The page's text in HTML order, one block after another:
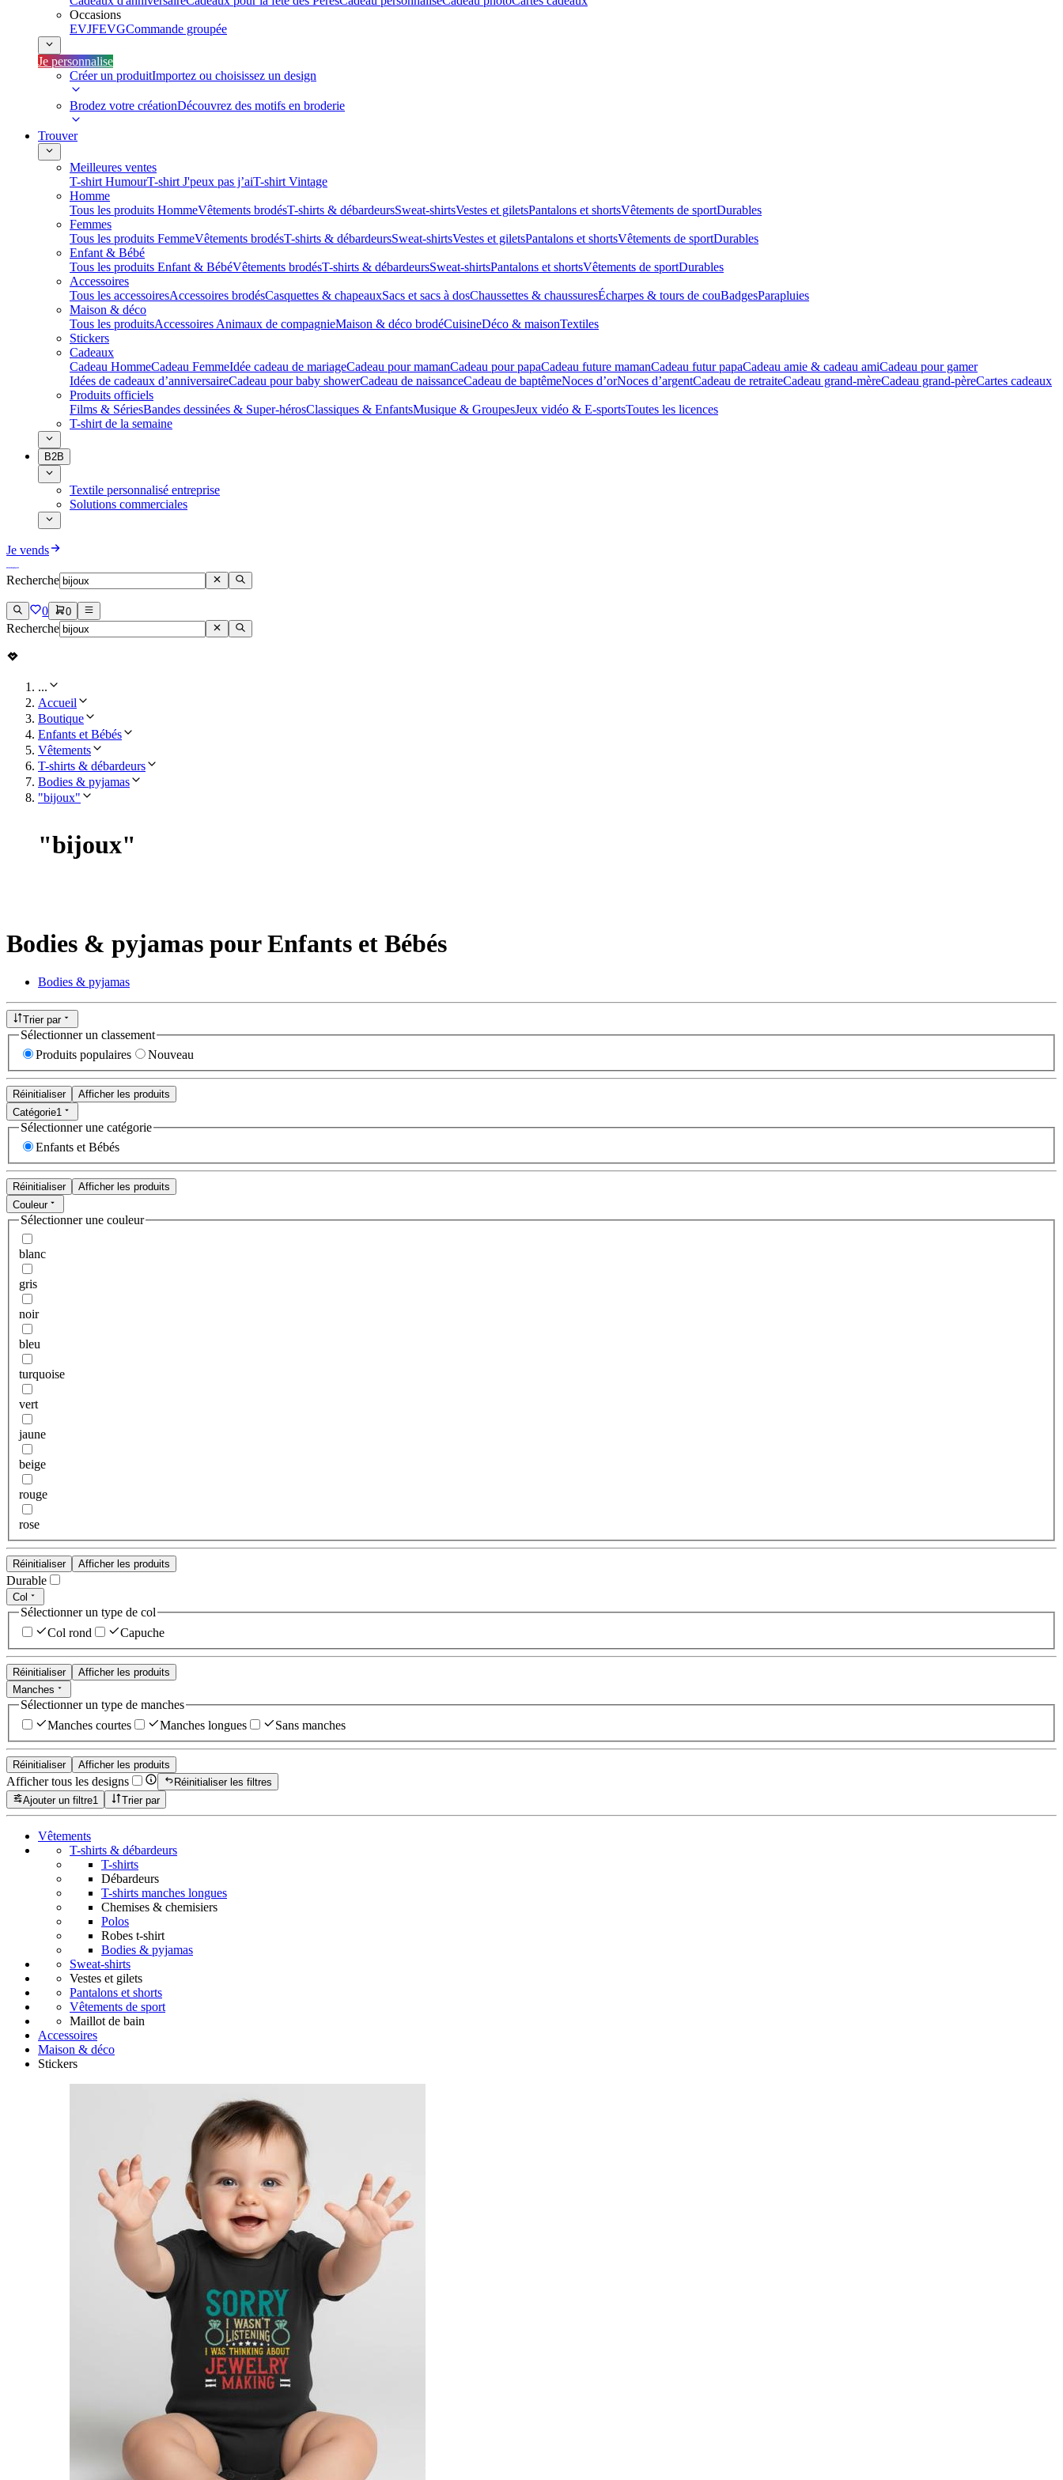
Occasions
EVJFEVGCommande groupée
Je personnalise
Créer un produitImportez ou choisissez un design
Brodez votre créationDécouvrez des motifs en broderie
Trouver
Meilleures ventes
T-shirt HumourT-shirt J'peux pas j’aiT-shirt Vintage
Homme
Tous les produits HommeVêtements brodésT-shirts & débardeursSweat-shirtsVestes et giletsPantalons et shortsVêtements de sportDurables
Femmes
Tous les produits FemmeVêtements brodésT-shirts & débardeursSweat-shirtsVestes et giletsPantalons et shortsVêtements de sportDurables
Enfant & Bébé
Tous les produits Enfant & BébéVêtements brodésT-shirts & débardeursSweat-shirtsPantalons et shortsVêtements de sportDurables
Accessoires
Tous les accessoiresAccessoires brodésCasquettes & chapeauxSacs et sacs à dosChaussettes & chaussuresÉcharpes & tours de couBadgesParapluies
Maison & déco
Tous les produitsAccessoires Animaux de compagnieMaison & déco brodéCuisineDéco & maisonTextiles
Stickers
Cadeaux
Cadeau HommeCadeau FemmeIdée cadeau de mariage​Cadeau pour mamanCadeau pour papaCadeau future mamanCadeau futur papaCadeau amie & cadeau amiCadeau pour gamer
Idées de cadeaux d’anniversaireCadeau pour baby showerCadeau de naissanceCadeau de baptêmeNoces d’orNoces d’argentCadeau de retraiteCadeau grand-mèreCadeau grand-pèreCartes cadeaux
Produits officiels
Films & SériesBandes dessinées & Super-hérosClassiques & EnfantsMusique & GroupesJeux vidéo & E-sportsToutes les licences
T-shirt de la semaine
B2B
Textile personnalisé entreprise
Solutions commerciales
Je vends
Recherche
0 0
Recherche
...
Accueil
Boutique
Enfants et Bébés
Vêtements
T-shirts & débardeurs
Bodies & pyjamas
"bijoux"
"bijoux"
Bodies & pyjamas pour Enfants et Bébés
Bodies & pyjamas
Trier par
Sélectionner un classement
Produits populaires
Nouveau
Réinitialiser
Afficher les produits
Catégorie1
Sélectionner une catégorie
Enfants et Bébés
Réinitialiser
Afficher les produits
Couleur
Sélectionner une couleur
blanc
gris
noir
bleu
turquoise
vert
jaune
beige
rouge
rose
Réinitialiser Afficher les produits
Durable
Col
Sélectionner un type de col
Col rond
Capuche
Réinitialiser
Afficher les produits
Manches
Sélectionner un type de manches
Manches courtes
Manches longues Sans manches
Réinitialiser Afficher les produits
Afficher tous les designs
Réinitialiser les filtres
Ajouter un filtre1 Trier par
Vêtements
T-shirts & débardeurs
T-shirts
Débardeurs
T-shirts manches longues
Chemises & chemisiers
Polos
Robes t-shirt
Bodies & pyjamas
Sweat-shirts
Vestes et gilets
Pantalons et shorts
Vêtements de sport
Maillot de bain
Accessoires
Maison & déco
Stickers